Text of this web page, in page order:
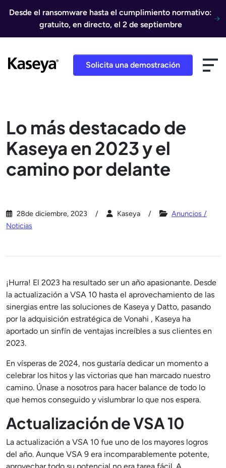
Desde el ransomware hasta el cumplimiento normativo:
gratuito, en directo, el 2 de septiembre
Solicita una demostración
Lo más destacado de
Kaseya en 2023 y el
camino por delante
28de diciembre, 2023 Kaseya
Anuncios /
Noticias
¡Hurra! El 2023 ha resultado ser un año apasionante. Desde
la actualización a VSA 10 hasta el aprovechamiento de las
sinergias entre las soluciones de Kaseya y Datto, pasando
por la adquisición estratégica de Vonahi , Kaseya ha
aportado un sinfín de ventajas increíbles a sus clientes en
2023.
En vísperas de 2024, nos gustaría dedicar un momento a
celebrar los hitos y las victorias que han marcado nuestro
camino. Únase a nosotros para hacer balance de todo lo
que hemos conseguido y vislumbrar lo que nos espera.
Actualización de VSA 10
La actualización a VSA 10 fue uno de los mayores logros
del año. Aunque VSA 9 era incomparablemente potente,